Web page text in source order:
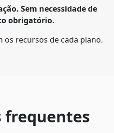
Sem necessidade de
obrigatório.
os recursos de cada plano.
frequentes